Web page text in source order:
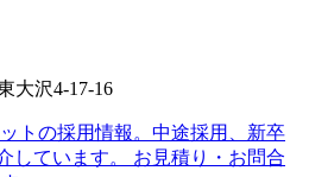
大沢4-17-16
トの採用情報。中途採用、新卒
しています。 お見積り・お問合